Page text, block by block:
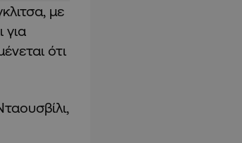
με
για
ότι